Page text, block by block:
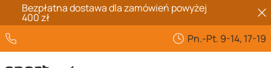
Bezpłatna dostawa dla zamówień powyżej
400 zł
Pn.-Pt. 9-14, 17-19